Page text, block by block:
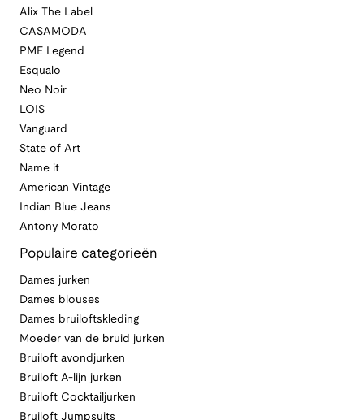
Alix The Label
CASAMODA
PME Legend
Esqualo
Neo Noir
LOIS
Vanguard
State of Art
Name it
American Vintage
Indian Blue Jeans
Antony Morato
Populaire categorieën
Dames jurken
Dames blouses
Dames bruiloftskleding
Moeder van de bruid jurken
Bruiloft avondjurken
Bruiloft A-lijn jurken
Bruiloft Cocktailjurken
Bruiloft Jumpsuits